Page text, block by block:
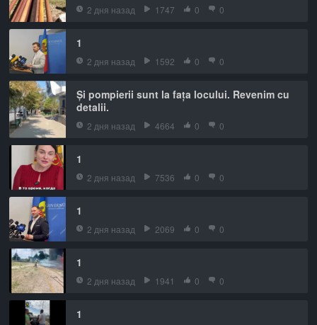
2 дня назад 1747 0 0
1
2 дня назад 1592 0 0
Și pompierii sunt la fața locului. Revenim cu
detalii.
2 дня назад 4664 0 0
1
2 дня назад 7536 0 0
1
2 дня назад 2069 0 0
1
2 дня назад 1941 0 0
1